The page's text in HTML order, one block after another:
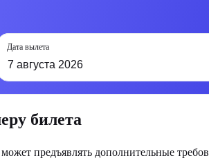
Дата вылета
7 августа 2026
билета
предъявлять дополнительные